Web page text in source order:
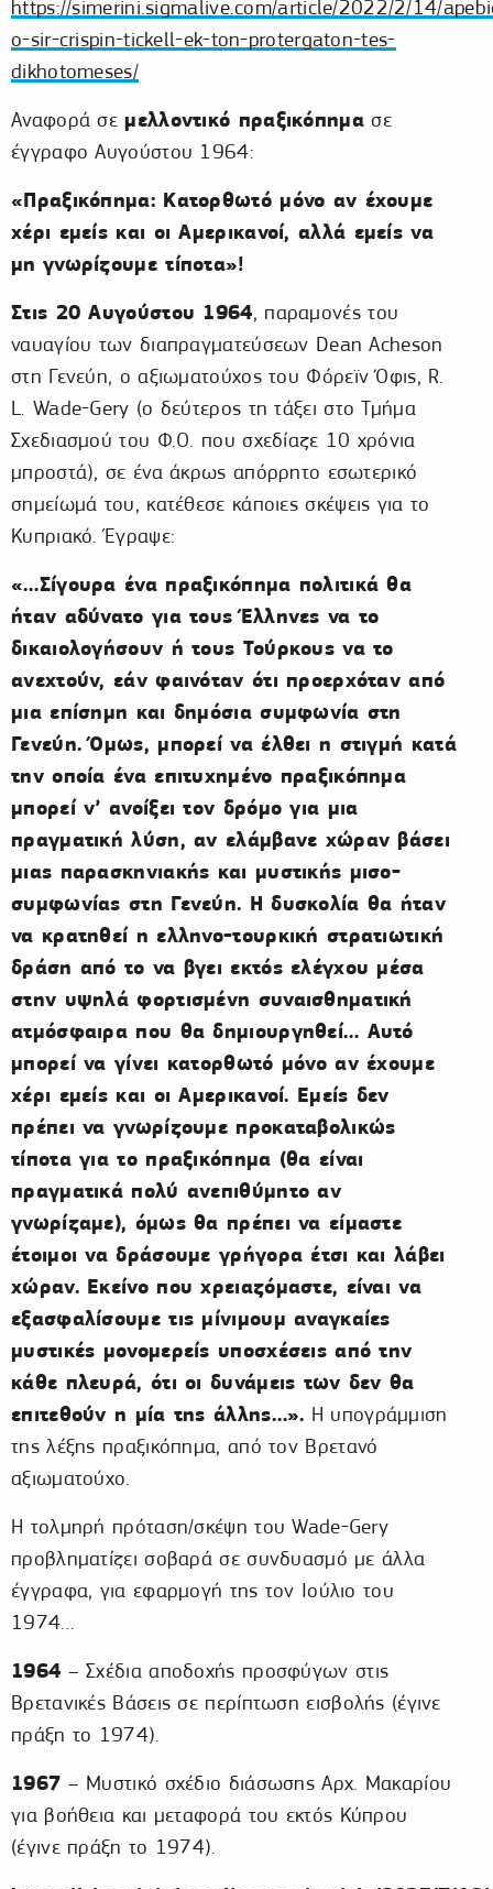
https://simerini.sigmalive.com/article/2022/2/14/
o-sir-crispin-tickell-ek-ton-protergaton-tes-
dikhotomeses/
Αναφορά σεμελλοντικό πραξικόπημασε
έγγραφο Αυγούστου 1964:
«Πραξικόπημα: Κατορθωτό μόνο αν έχουμε
χέρι εμείς και οι Αμερικανοί, αλλά εμείς να
μη γνωρίζουμε τίποτα»!
Στις 20 Αυγούστου 1964, παραμονές του
ναυαγίου των διαπραγματεύσεων Dean Acheson
στη Γενεύη, ο αξιωματούχος του Φόρεϊν Όφις, R.
L. Wade-Gery (ο δεύτερος τη τάξει στο Τμήμα
Σχεδιασμού του Φ.Ο. που σχεδίαζε 10 χρόνια
μπροστά), σε ένα άκρως απόρρητο εσωτερικό
σημείωμά του, κατέθεσε κάποιες σκέψεις για το
Κυπριακό. Έγραψε:
«…Σίγουρα ένα πραξικόπημα πολιτικά θα
ήταν αδύνατο για τους Έλληνες να το
δικαιολογήσουν ή τους Τούρκους να το
ανεχτούν, εάν φαινόταν ότι προερχόταν από
μια επίσημη και δημόσια συμφωνία στη
Γενεύη. Όμως, μπορεί να έλθει η στιγμή κατά
την οποία ένα επιτυχημένο πραξικόπημα
μπορεί ν’ ανοίξει τον δρόμο για μια
πραγματική λύση, αν ελάμβανε χώραν βάσει
μιας παρασκηνιακής και μυστικής μισο-
συμφωνίας στη Γενεύη. Η δυσκολία θα ήταν
να κρατηθεί η ελληνο-τουρκική στρατιωτική
δράση από το να βγει εκτός ελέγχου μέσα
στην υψηλά φορτισμένη συναισθηματική
ατμόσφαιρα που θα δημιουργηθεί… Αυτό
μπορεί να γίνει κατορθωτό μόνο αν έχουμε
χέρι εμείς και οι Αμερικανοί. Εμείς δεν
πρέπει να γνωρίζουμε προκαταβολικώς
τίποτα για το πραξικόπημα (θα είναι
πραγματικά πολύ ανεπιθύμητο αν
γνωρίζαμε), όμως θα πρέπει να είμαστε
έτοιμοι να δράσουμε γρήγορα έτσι και λάβει
χώραν. Εκείνο που χρειαζόμαστε, είναι να
εξασφαλίσουμε τις μίνιμουμ αναγκαίες
μυστικές μονομερείς υποσχέσεις από την
κάθε πλευρά, ότι οι δυνάμεις των δεν θα
επιτεθούν η μία της άλλης…». Η υπογράμμιση
της λέξης πραξικόπημα, από τον Βρετανό
αξιωματούχο.
Η τολμηρή πρόταση/σκέψη του Wade-Gery
προβληματίζει σοβαρά σε συνδυασμό με άλλα
έγγραφα, για εφαρμογή της τον Ιούλιο του
1974…
1964 – Σχέδια αποδοχής προσφύγων στις
Βρετανικές Βάσεις σε περίπτωση εισβολής (έγινε
πράξη το 1974).
1967 – Μυστικό σχέδιο διάσωσης Αρχ. Μακαρίου
για βοήθεια και μεταφορά του εκτός Κύπρου
(έγινε πράξη το 1974).